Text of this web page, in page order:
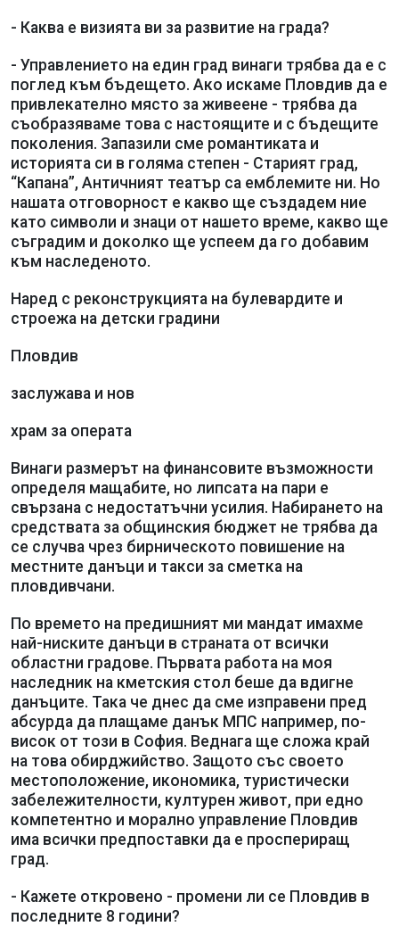
- Каква е визията ви за развитие на града?
- Управлението на един град винаги трябва да е с
поглед към бъдещето. Ако искаме Пловдив да е
привлекателно място за живеене - трябва да
съобразяваме това с настоящите и с бъдещите
поколения. Запазили сме романтиката и
историята си в голяма степен - Старият град,
“Капана”, Античният театър са емблемите ни. Но
нашата отговорност е какво ще създадем ние
като символи и знаци от нашето време, какво ще
съградим и доколко ще успеем да го добавим
към наследеното.
Наред с реконструкцията на булевардите и
строежа на детски градини
Пловдив
заслужава и нов
храм за операта
Винаги размерът на финансовите възможности
определя мащабите, но липсата на пари е
свързана с недостатъчни усилия. Набирането на
средствата за общинския бюджет не трябва да
се случва чрез бирническото повишение на
местните данъци и такси за сметка на
пловдивчани.
По времето на предишният ми мандат имахме
най-ниските данъци в страната от всички
областни градове. Първата работа на моя
наследник на кметския стол беше да вдигне
данъците. Така че днес да сме изправени пред
абсурда да плащаме данък МПС например, по-
висок от този в София. Веднага ще сложа край
на това обирджийство. Защото със своето
местоположение, икономика, туристически
забележителности, културен живот, при едно
компетентно и морално управление Пловдив
има всички предпоставки да е проспериращ
град.
- Кажете откровено - промени ли се Пловдив в
последните 8 години?